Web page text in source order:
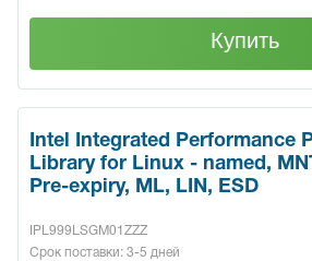
Купить
Intel Integrated Performance
Library for Linux - named,
Pre-expiry, ML, LIN, ESD
IPL999LSGM01ZZZ
Срок поставки: 3-5 дней